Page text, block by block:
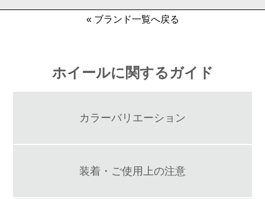
« ブランド一覧へ戻る
ホイールに関するガイド
カラーバリエーション
装着・ご使用上の注意